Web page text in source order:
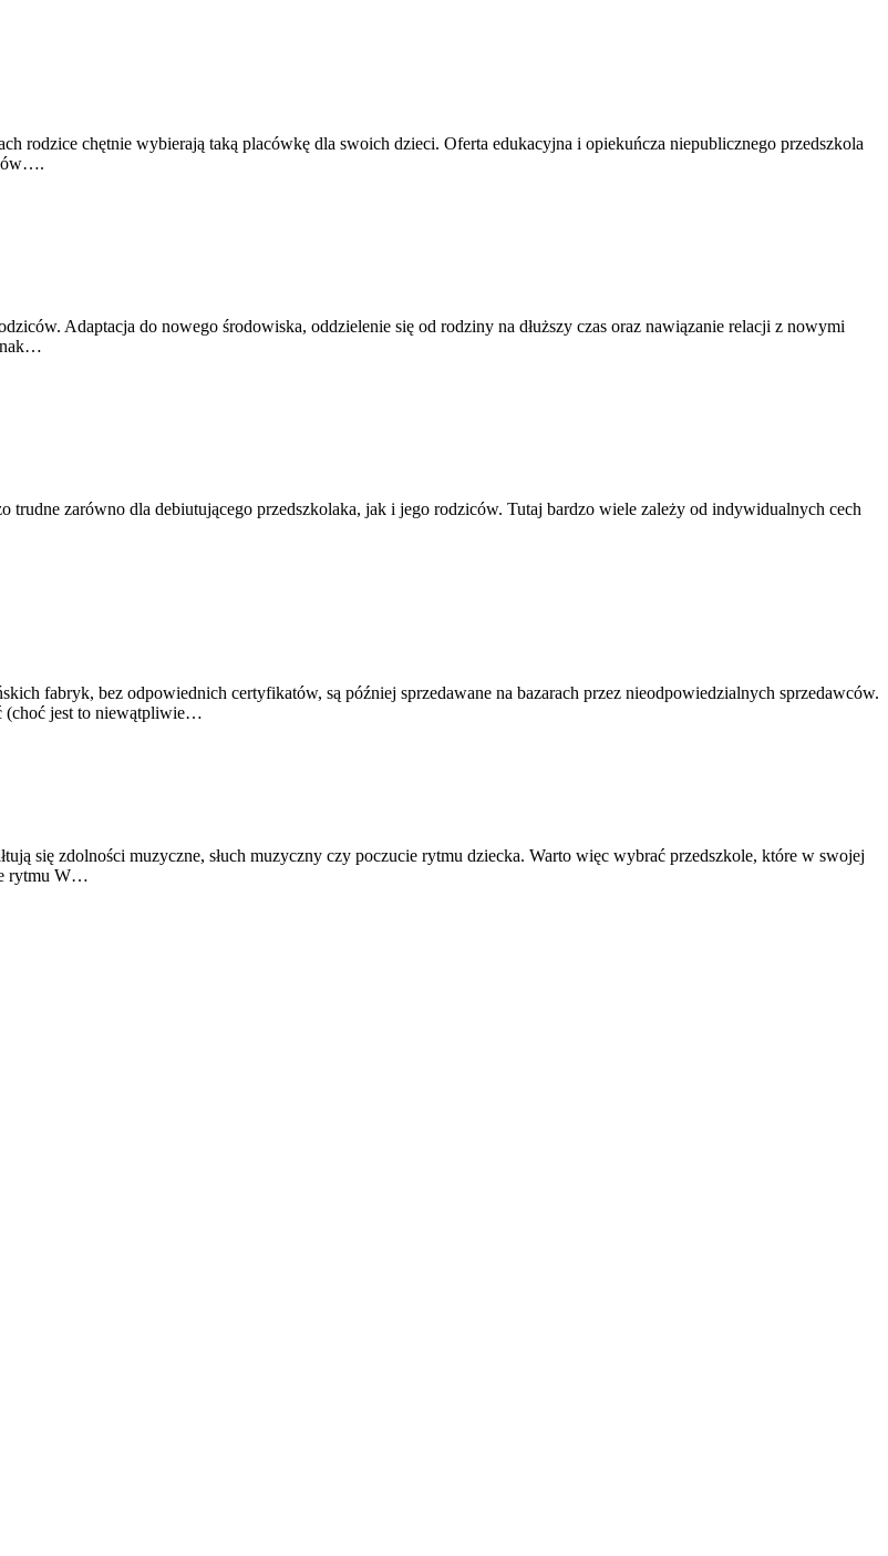
rodzice chętnie wybierają taką placówkę dla swoich dzieci. Oferta edukacyjna i opiekuńcza niepublicznego przedszkola
Adaptacja do nowego środowiska, oddzielenie się od rodziny na dłuższy czas oraz nawiązanie relacji z nowymi
trudne zarówno dla debiutującego przedszkolaka, jak i jego rodziców. Tutaj bardzo wiele zależy od indywidualnych cech
fabryk, bez odpowiednich certyfikatów, są później sprzedawane na bazarach przez nieodpowiedzialnych sprzedawców.
(choć jest to niewątpliwie…
się zdolności muzyczne, słuch muzyczny czy poczucie rytmu dziecka. Warto więc wybrać przedszkole, które w swojej
rytmu W…